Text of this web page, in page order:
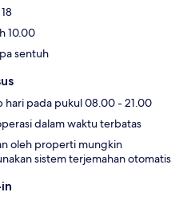
10.00
sentuh
hari pada pukul 08.00 - 21.00
dalam waktu terbatas
oleh properti mungkin
sistem terjemahan otomatis